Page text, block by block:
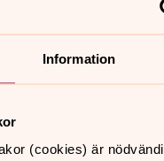
Information
(cookies) är
frågor på